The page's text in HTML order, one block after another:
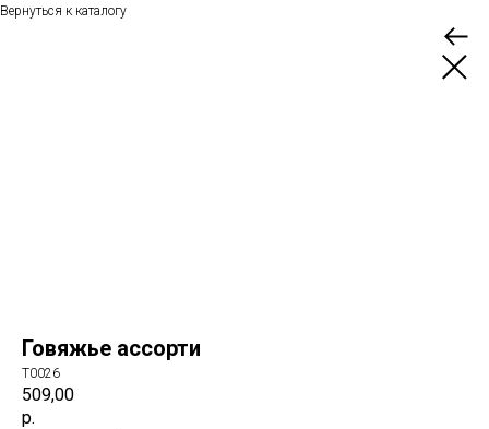
Вернуться к каталогу
Говяжье ассорти
T0026
509,00
р.